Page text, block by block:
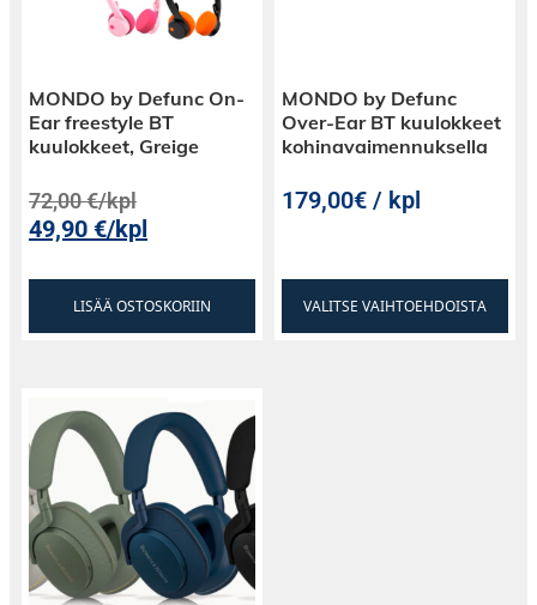
MONDO by Defunc On-
Ear freestyle BT
kuulokkeet, Greige
72,00€/kpl
49,90€/kpl
LISÄÄ OSTOSKORIIN
MONDO by Defunc
Over-Ear BT kuulokkeet
kohinavaimennuksella
179,00€ / kpl
VALITSE VAIHTOEHDOISTA